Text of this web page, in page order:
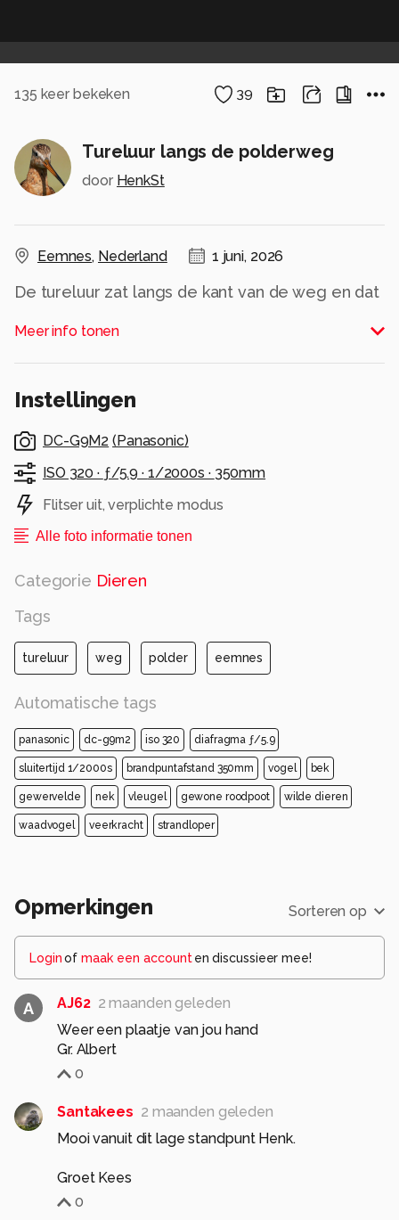
135 keer bekeken 39
Tureluur langs de polderweg
door HenkSt
Eemnes, Nederland 1 juni, 2026
De tureluur zat langs de kant van de weg en dat
lager dan oog niveau.
haas in het veld
Alle rechten voorbehouden
Meer info tonen
Instellingen
DC-G9M2 ( Panasonic)
ISO 320 · ƒ/5.9 · 1/2000s · 350mm
Flitser uit, verplichte modus
Alle foto informatie tonen
Categorie Dieren
Tags
tureluur weg polder eemnes
Automatische tags
panasonic dc-g9m2 iso 320 diafragma ƒ/5.9
sluitertijd 1/2000s brandpuntafstand 350mm vogel bek
gewervelde nek vleugel gewone roodpoot wilde dieren
waadvogel veerkracht strandloper
Opmerkingen Sorteren op
Loginof maak een account en discussieer mee!
A AJ62 2 maanden geleden
Weer een plaatje van jou hand
Gr. Albert
0
Santakees 2 maanden geleden
Mooi vanuit dit lage standpunt Henk.
Groet Kees
0